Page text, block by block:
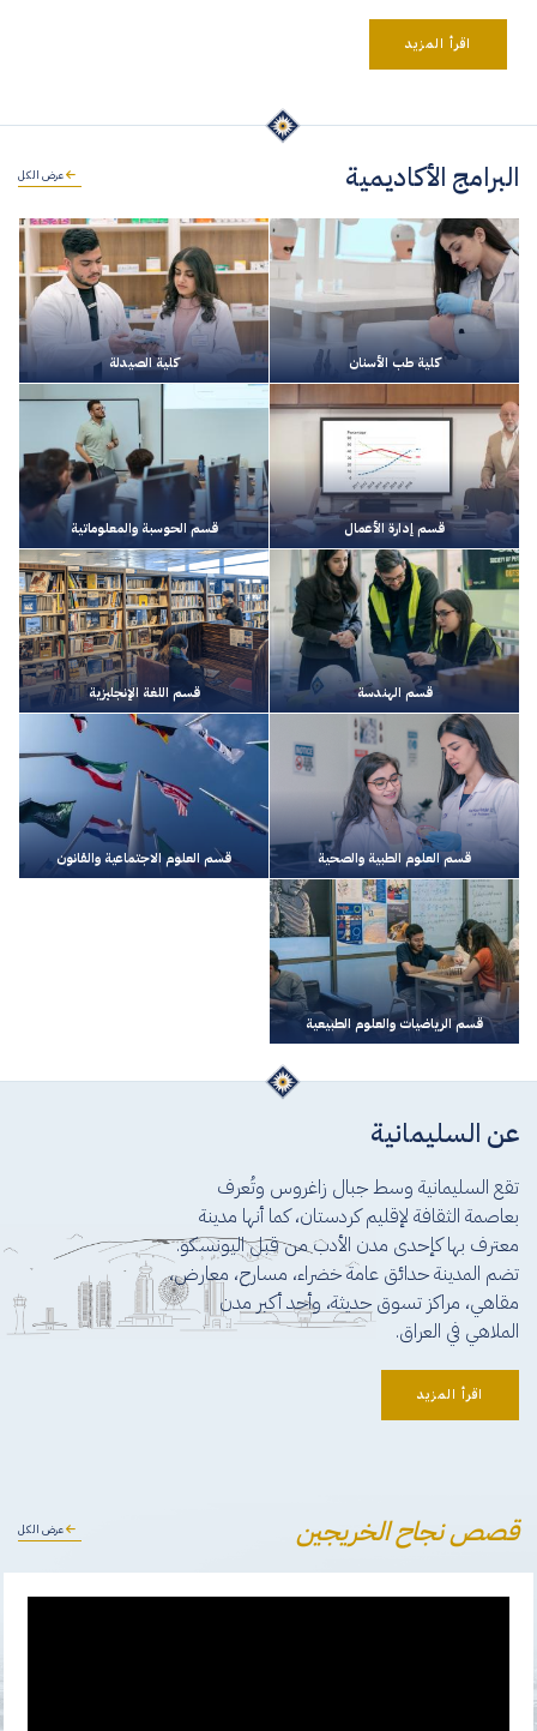
اقرأ المزيد
البرامج الأكاديمية عرض الكل
كلية طب الأسنان كلية الصيدلة
قسم إدارة الأعمال قسم الحوسبة والمعلوماتية
قسم الهندسة قسم اللغة الإنجليزية
قسم العلوم الطبية والصحية قسم العلوم الاجتماعية والقانون
قسم الرياضيات والعلوم الطبيعية
عن السليمانية
تقع السليمانية وسط جبال زاغروس وتُعرف
بعاصمة الثقافة لإقليم كردستان، كما أنها مدينة
معترف بها كإحدى مدن الأدب من قبل اليونسكو.
تضم المدينة حدائق عامة خضراء، مسارح، معارض،
مقاهي، مراكز تسوق حديثة، وأحد أكبر مدن
الملاهي في العراق.
اقرأ المزيد
قصص نجاح الخريجين عرض الكل